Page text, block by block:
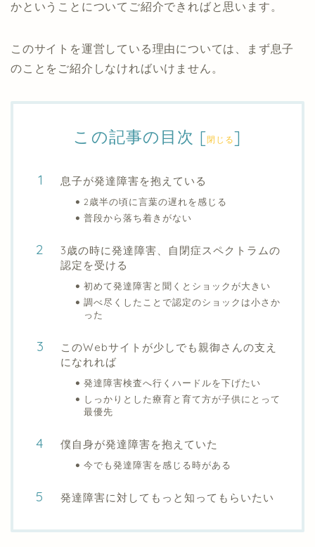
かということについてご紹介できればと思います。
このサイトを運営している理由については、まず息子
のことをご紹介しなければいけません。
この記事の目次 [閉じる]
息子が発達障害を抱えている
2歳半の頃に言葉の遅れを感じる
普段から落ち着きがない
3歳の時に発達障害、自閉症スペクトラムの
認定を受ける
初めて発達障害と聞くとショックが大きい
調べ尽くしたことで認定のショックは小さか
った
このWebサイトが少しでも親御さんの支え
になれれば
発達障害検査へ行くハードルを下げたい
しっかりとした療育と育て方が子供にとって
最優先
僕自身が発達障害を抱えていた
今でも発達障害を感じる時がある
発達障害に対してもっと知ってもらいたい